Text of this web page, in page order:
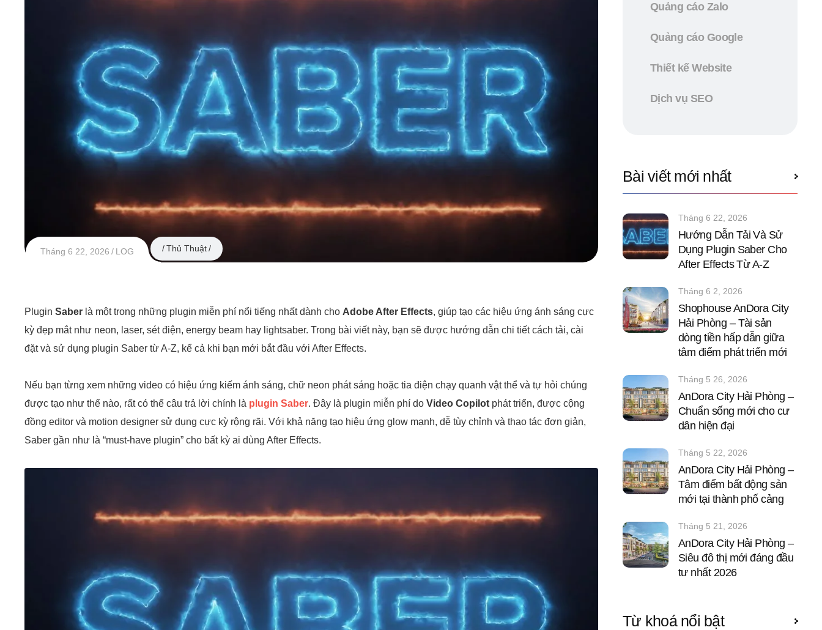
Tháng 6 22, 2026 LOG Thủ Thuật
Plugin Saber là một trong những plugin miễn phí nổi tiếng nhất dành cho Adobe After Effects, giúp tạo các hiệu ứng ánh sáng cực
kỳ đẹp mắt như neon, laser, sét điện, energy beam hay lightsaber. Trong bài viết này, bạn sẽ được hướng dẫn chi tiết cách tải, cài
đặt và sử dụng plugin Saber từ A-Z, kể cả khi bạn mới bắt đầu với After Effects.
Nếu bạn từng xem những video có hiệu ứng kiếm ánh sáng, chữ neon phát sáng hoặc tia điện chạy quanh vật thể và tự hỏi chúng
được tạo như thế nào, rất có thể câu trả lời chính là plugin Saber. Đây là plugin miễn phí do Video Copilot phát triển, được cộng
đồng editor và motion designer sử dụng cực kỳ rộng rãi. Với khả năng tạo hiệu ứng glow mạnh, dễ tùy chỉnh và thao tác đơn giản,
Saber gần như là “must-have plugin” cho bất kỳ ai dùng After Effects.
Quảng cáo Zalo
Quảng cáo Google
Thiết kế Website
Dịch vụ SEO
Bài viết mới nhất
Hướng Dẫn Tải Và Sử
Dụng Plugin Saber Cho
After Effects Từ A-Z
Tháng 6 22, 2026
Shophouse AnDora City
Hải Phòng – Tài sản
dòng tiền hấp dẫn giữa
tâm điểm phát triển mới
Tháng 6 2, 2026
AnDora City Hải Phòng –
Chuẩn sống mới cho cư
dân hiện đại
Tháng 5 26, 2026
AnDora City Hải Phòng –
Tâm điểm bất động sản
mới tại thành phố cảng
Tháng 5 22, 2026
AnDora City Hải Phòng –
Siêu đô thị mới đáng đầu
tư nhất 2026
Tháng 5 21, 2026
Từ khoá nổi bật